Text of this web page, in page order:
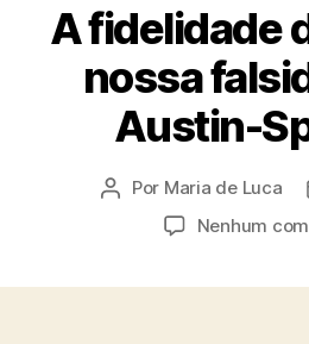
t
e
g
o
r
i
s
A fidelidade
nossa
Austin-
A
r
Por Maria de Luca
Nenhum